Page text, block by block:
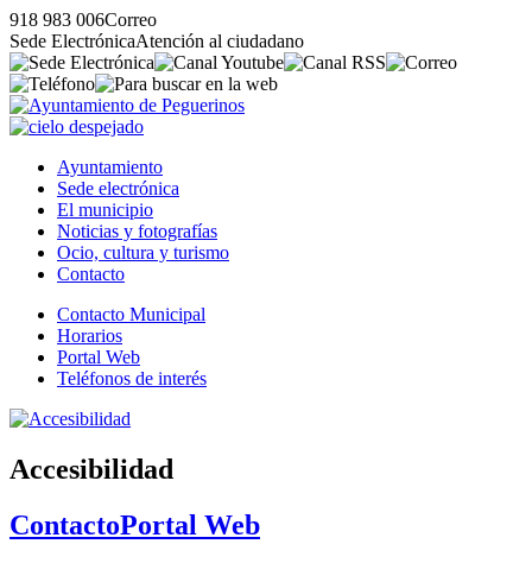
918 983 006Correo
Sede ElectrónicaAtención al ciudadano
Ayuntamiento
Sede electrónica
El municipio
Noticias y fotografías
Ocio, cultura y turismo
Contacto
Contacto Municipal
Horarios
Portal Web
Teléfonos de interés
Accesibilidad
ContactoPortal Web